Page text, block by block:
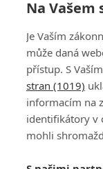
DISKUZE
Na Vašem
Je Vaším
může daná
přístup. S
stran (1019)
informacím na
identifikátory v
mohli